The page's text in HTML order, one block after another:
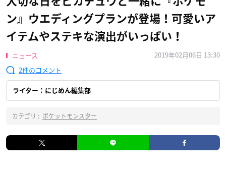
ン』ウエディングプランが登場！可愛いア
イテムやステキな演出がいっぱい！
ニュース
2019年02月06日 13:30
2
ライター：にじめん編集部
カテゴリ : ポケットモンスター